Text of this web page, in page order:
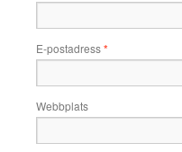
E-postadress*
Webbplats